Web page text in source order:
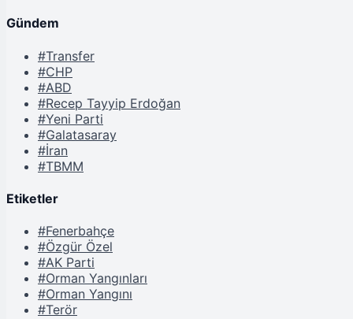
Gündem
#Transfer
#CHP
#ABD
#Recep Tayyip Erdoğan
#Yeni Parti
#Galatasaray
#İran
#TBMM
Etiketler
#Fenerbahçe
#Özgür Özel
#AK Parti
#Orman Yangınları
#Orman Yangını
#Terör